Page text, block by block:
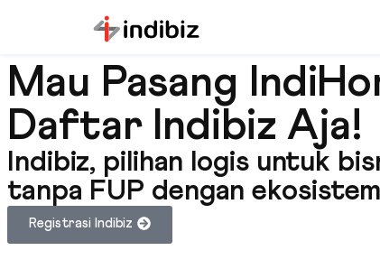
Mau Pasang
Daftar Indibiz Aja!
Indibiz, pilihan logis untuk
tanpa FUP dengan
Registrasi Indibiz